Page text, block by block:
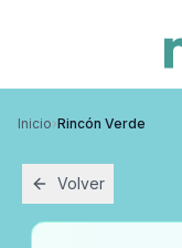
Inicio›Rincón Verde
Volver